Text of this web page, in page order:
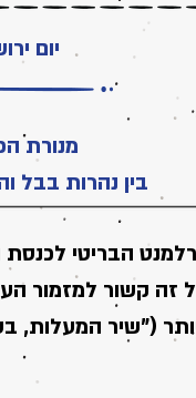
יום
מנורת
בין נהרות בבל
הבריטי לכנסת
זה קשור למזמור
("שיר המעלות,